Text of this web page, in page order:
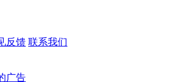
反馈 联系我们
广告